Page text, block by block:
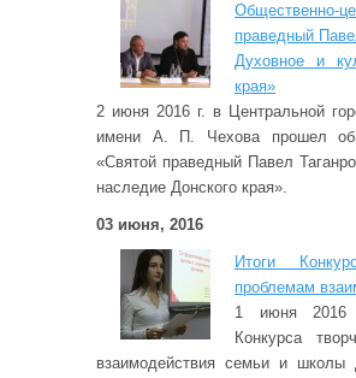
праведный
Духовное и
края»
2 июня 2016 г. в Центральной
имени А. П. Чехова прошел
«Святой праведный Павел
наследие Донского края».
03 июня, 2016
Итоги
проблемам
1 июня 2016
Конкурса
взаимодействия семьи и школы